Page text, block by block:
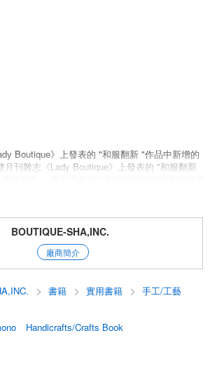
Boutique》上發表的 "和服翻新 "作品中新增的
月刊雜志《Lady Boutique》上發表的 "和服翻新
前應該瞭解的內容。
BOUTIQUE-SHA,INC.
廠商簡介
書籍 實用書籍 手工/工藝
Handicrafts/Crafts Book